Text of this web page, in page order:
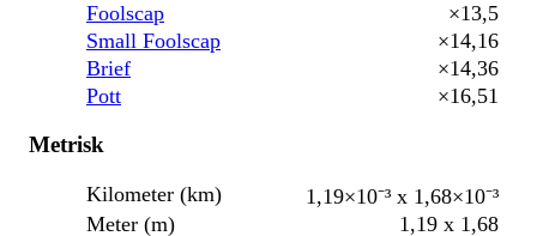
Foolscap
×13,5
Small Foolscap
×14,16
Brief
×14,36
Pott
×16,51
Metrisk
Kilometer (km)
1,19×10⁻³ x 1,68×10⁻³
Meter (m)
1,19 x 1,68